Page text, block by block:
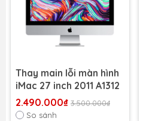
Thay main lỗi màn hình
iMac 27 inch 2011 A1312
2.490.000₫ 3.500.000₫
So sánh